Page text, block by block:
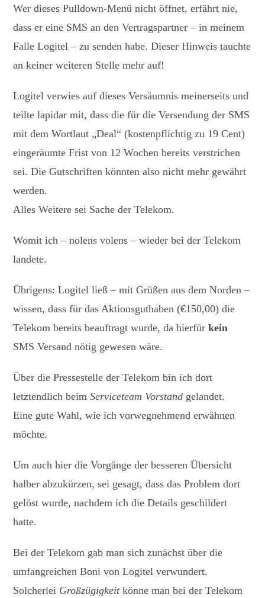
Wer dieses Pulldown-Menü nicht öffnet, erfährt nie,
dass er eine SMS an den Vertragspartner – in meinem
Falle Logitel – zu senden habe. Dieser Hinweis tauchte
an keiner weiteren Stelle mehr auf!
Logitel verwies auf dieses Versäumnis meinerseits und
teilte lapidar mit, dass die für die Versendung der SMS
mit dem Wortlaut „Deal“ (kostenpflichtig zu 19 Cent)
eingeräumte Frist von 12 Wochen bereits verstrichen
sei. Die Gutschriften könnten also nicht mehr gewährt
werden.
Alles Weitere sei Sache der Telekom.
Womit ich – nolens volens – wieder bei der Telekom
landete.
Übrigens: Logitel ließ – mit Grüßen aus dem Norden –
wissen, dass für das Aktionsguthaben (€150,00) die
Telekom bereits beauftragt wurde, da hierfürkein
SMS Versand nötig gewesen wäre.
Über die Pressestelle der Telekom bin ich dort
letztendlich beimServiceteam Vorstand gelandet.
Eine gute Wahl, wie ich vorwegnehmend erwähnen
möchte.
Um auch hier die Vorgänge der besseren Übersicht
halber abzukürzen, sei gesagt, dass das Problem dort
gelöst wurde, nachdem ich die Details geschildert
hatte.
Bei der Telekom gab man sich zunächst über die
umfangreichen Boni von Logitel verwundert.
Solcherlei Großzügigkeitkönne man bei der Telekom